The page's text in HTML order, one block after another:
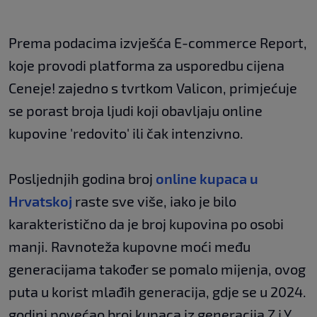
Prema podacima izvješća E-commerce Report,
koje provodi platforma za usporedbu cijena
Ceneje! zajedno s tvrtkom Valicon, primjećuje
se porast broja ljudi koji obavljaju online
kupovine 'redovito' ili čak intenzivno.
Posljednjih godina broj online kupaca u
Hrvatskoj raste sve više, iako je bilo
karakteristično da je broj kupovina po osobi
manji. Ravnoteža kupovne moći među
generacijama također se pomalo mijenja, ovog
puta u korist mlađih generacija, gdje se u 2024.